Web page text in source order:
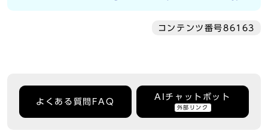
コンテンツ番号86163
よくある質問FAQ
AIチャットボット
外部リンク